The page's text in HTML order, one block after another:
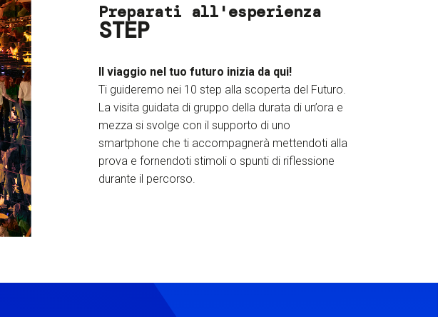
Preparati all'esperienza
STEP
Il viaggio nel tuo futuro inizia da qui!
Ti guideremo nei 10 step alla scoperta del Futuro.
La visita guidata di gruppo della durata di un’ora e
mezza si svolge con il supporto di uno
smartphone che ti accompagnerà mettendoti alla
prova e fornendoti stimoli o spunti di riflessione
durante il percorso.